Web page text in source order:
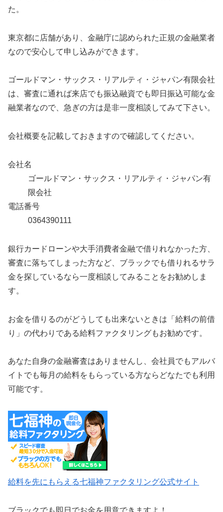
た。
東京都に店舗があり、金融庁に認められた正規の金融業者
なので安心して申し込みができます。
ゴールドマン・サックス・リアルティ・ジャパン有限会社
は、審査に通れば来店でも振込融資でも即日振込可能な金
融業者なので、急ぎの方は是非一度相談してみて下さい。
会社概要を記載しておきますので確認してください。
会社名
ゴールドマン・サックス・リアルティ・ジャパン有
限会社
電話番号
0364390111
銀行カードローンや大手消費者金融で借りれなかった方、
審査に落ちてしまった方など、ブラックでも借りれるサラ
金を探しているなら一度相談してみることをお勧めしま
す。
お金を借りるのがどうしても出来ないときは「給料の前借
り」の代わりである給料ファクタリングもお勧めです。
あなた自身の金融審査はありませんし、会社員でもアルバ
イトでも毎月の給料をもらっている方ならどなたでも利用
可能です。
給料を先にもらえる七福神ファクタリング公式サイト
ブラックでも即日でお金を用意できますよ！